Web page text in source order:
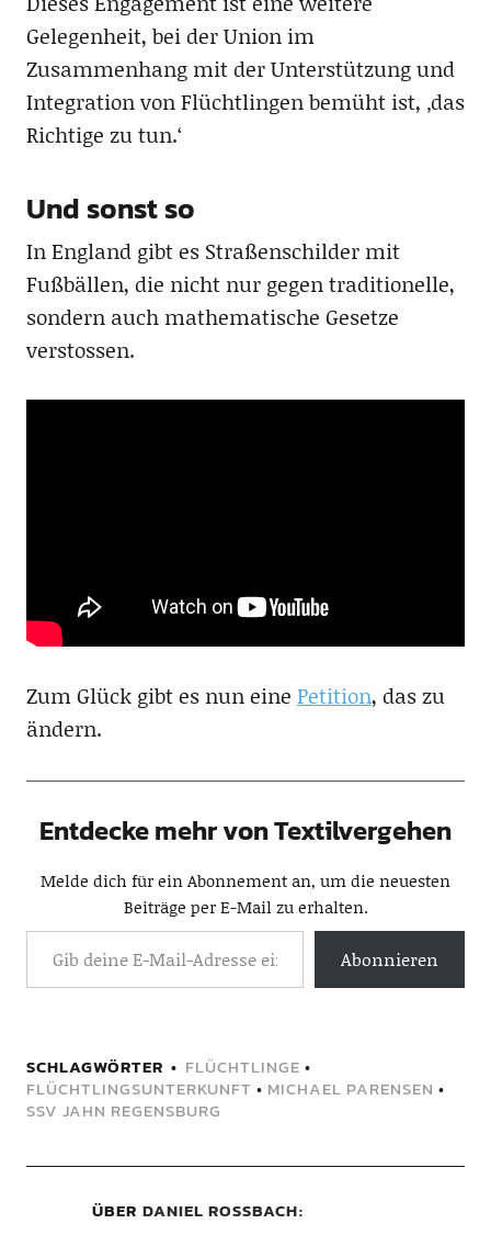
Gelegenheit, bei der Union im
Zusammenhang mit der Unterstützung und
Integration von Flüchtlingen bemüht ist, ‚das
Richtige zu tun.‘
Und sonst so
In England gibt es Straßenschilder mit
Fußbällen, die nicht nur gegen traditionelle,
sondern auch mathematische Gesetze
verstossen.
Zum Glück gibt es nun eine Petition, das zu
ändern.
Entdecke mehr von Textilvergehen
Melde dich für ein Abonnement an, um die neuesten
Beiträge per E-Mail zu erhalten.
Abonnieren
SCHLAGWÖRTER FLÜCHTLINGE •
FLÜCHTLINGSUNTERKUNFT • MICHAEL PARENSEN •
SSV JAHN REGENSBURG
ÜBER DANIEL ROSSBACH